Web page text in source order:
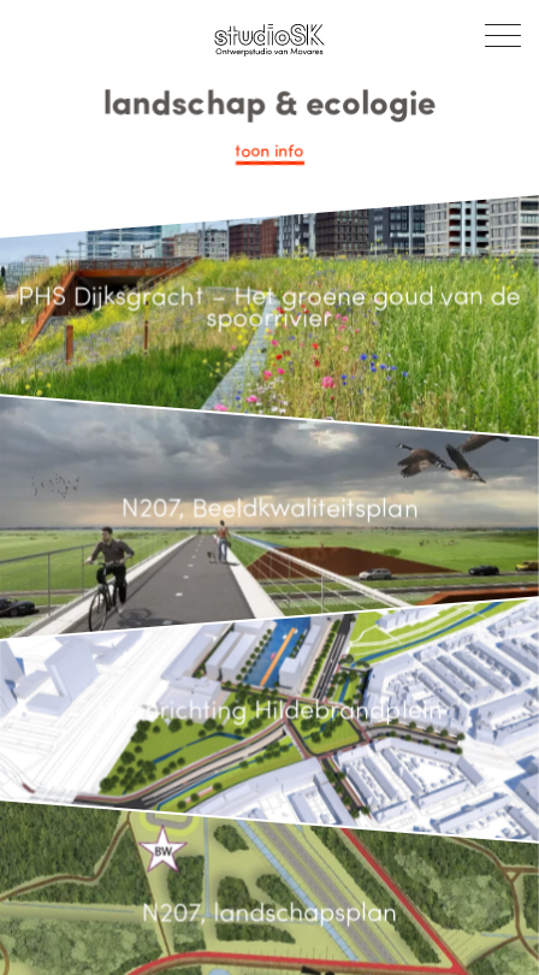
landschap & ecologie
toon info
PHS Dijksgracht – Het groene goud van de
spoorrivier
N207, Beeldkwaliteitsplan
Herinrichting Hildebrandplein
N207, landschapsplan